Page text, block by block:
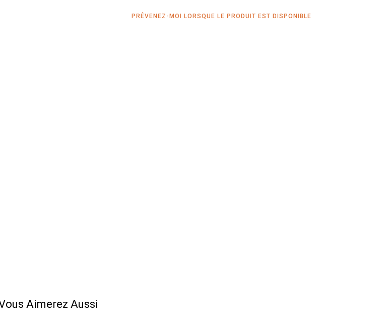
PRÉVENEZ-MOI LORSQUE LE PRODUIT EST DISPONIBLE
Aimerez Aussi
immédiatement de 10% de